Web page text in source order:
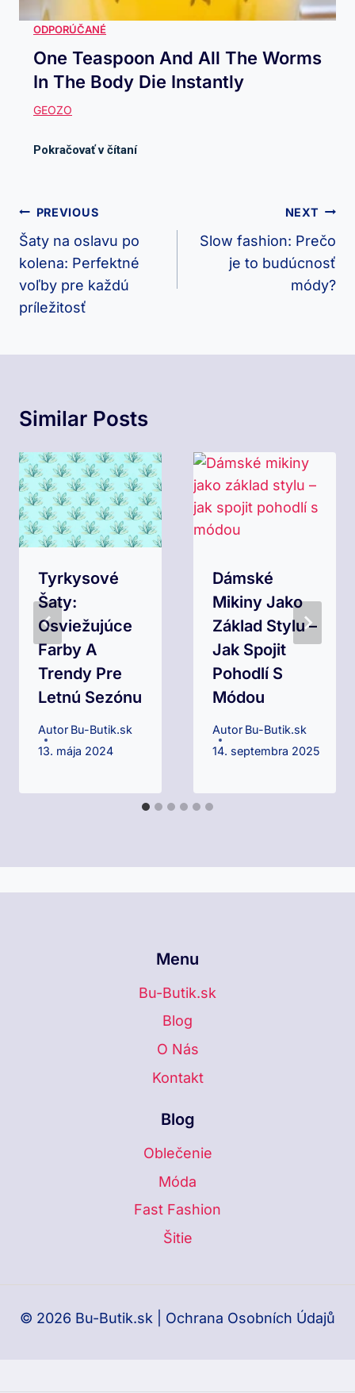
One Teaspoon And All The Worms
In The Body Die Instantly
Navigácia
V
Článku
PREVIOUS
Šaty na oslavu po
kolena: Perfektné
voľby pre každú
príležitosť
NEXT
Slow fashion: Prečo
je to budúcnosť
módy?
Similar Posts
Tyrkysové
Šaty:
Osviežujúce
Farby A
Trendy Pre
Letnú Sezónu
Autor Bu-Butik.sk
13. mája 2024
Dámské
Mikiny Jako
Základ Stylu –
Jak Spojit
Pohodlí S
Módou
Autor Bu-Butik.sk
14. septembra 2025
Menu
Bu-Butik.sk
Blog
O Nás
Kontakt
Blog
Oblečenie
Móda
Fast Fashion
Šitie
© 2026 Bu-Butik.sk | Ochrana Osobních Údajů